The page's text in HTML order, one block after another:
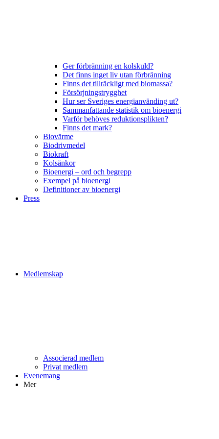
Ger förbränning en kolskuld?
Det finns inget liv utan förbränning
Finns det tillräckligt med biomassa?
Försörjningstrygghet
Hur ser Sveriges energianvänding ut?
Sammanfattande statistik om bioenergi
Varför behöves reduktionsplikten?
Finns det mark?
Biovärme
Biodrivmedel
Biokraft
Kolsänkor
Bioenergi – ord och begrepp
Exempel på bioenergi
Definitioner av bioenergi
Press
Medlemskap
Associerad medlem
Privat medlem
Evenemang
Mer